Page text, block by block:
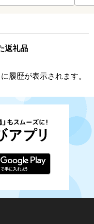
返礼品
履歴が表示されます。